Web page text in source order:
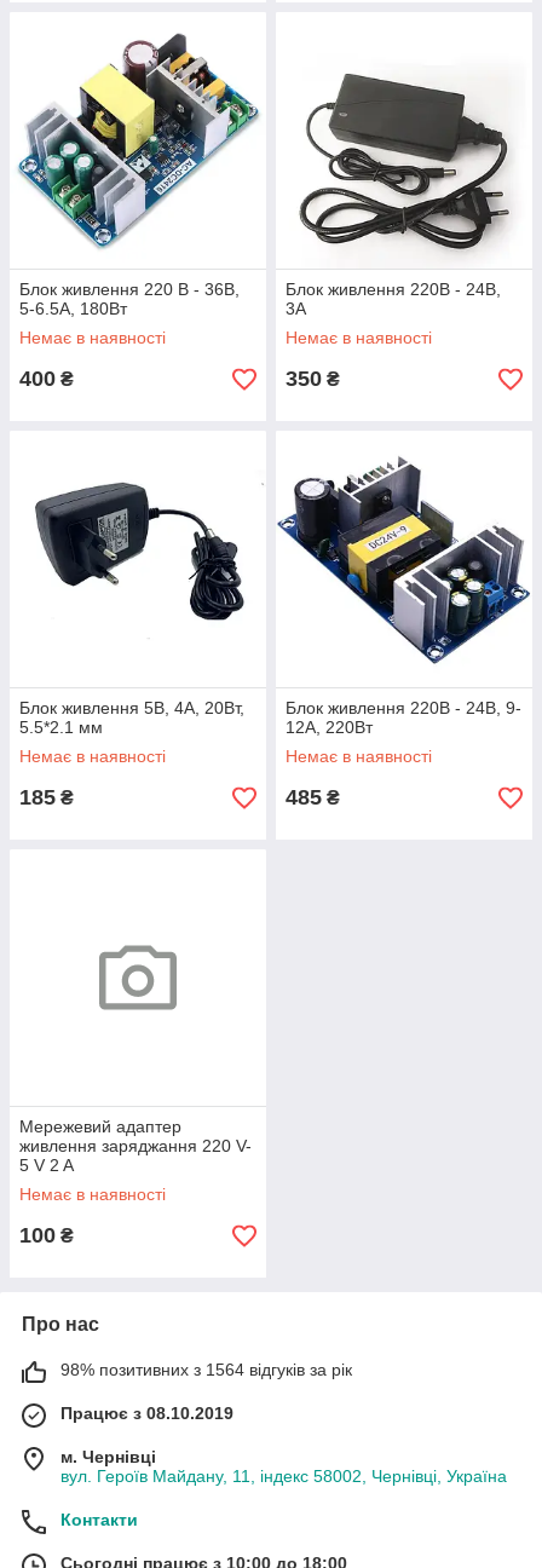
Блок живлення 220 В - 36В,
5-6.5А, 180Вт
Немає в наявності
400 ₴
Блок живлення 220В - 24В,
3А
Немає в наявності
350 ₴
Блок живлення 5В, 4А, 20Вт,
5.5*2.1 мм
Немає в наявності
185 ₴
Блок живлення 220В - 24В, 9-
12А, 220Вт
Немає в наявності
485 ₴
Мережевий адаптер
живлення заряджання 220 V-
5 V 2 A
Немає в наявності
100 ₴
Про нас
98% позитивних з 1564 відгуків за рік
Працює з 08.10.2019
м. Чернівці
вул. Героїв Майдану, 11, індекс 58002, Чернівці, Україна
Контакти
Сьогодні працює з 10:00 до 18:00